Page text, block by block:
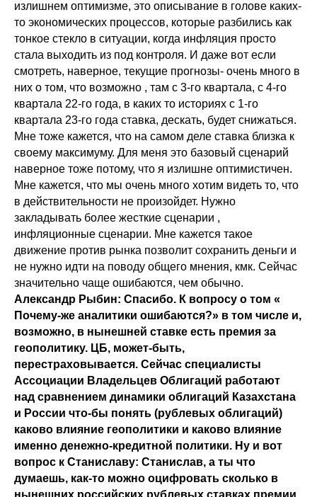
излишнем оптимизме, это описывание в голове каких-
то экономических процессов, которые разбились как
тонкое стекло в ситуации, когда инфляция просто
стала выходить из под контроля. И даже вот если
смотреть, наверное, текущие прогнозы- очень много в
них о том, что возможно , там с 3-го квартала, с 4-го
квартала 22-го года, в каких то историях с 1-го
квартала 23-го года ставка, дескать, будет снижаться.
Мне тоже кажется, что на самом деле ставка близка к
своему максимуму. Для меня это базовый сценарий
наверное тоже потому, что я излишне оптимистичен.
Мне кажется, что мы очень много хотим видеть то, что
в действительности не произойдет. Нужно
закладывать более жесткие сценарии ,
инфляционные сценарии. Мне кажется такое
движение против рынка позволит сохранить деньги и
не нужно идти на поводу общего мнения, кмк. Сейчас
значительно чаще ошибаются, чем обычно.
Александр Рыбин: Спасибо. К вопросу о том «
Почему-же аналитики ошибаются?» в том числе и,
возможно, в нынешней ставке есть премия за
геополитику. ЦБ, может-быть,
перестраховывается. Сейчас специалисты
Ассоциации Владельцев Облигаций работают
над сравнением динамики облигаций Казахстана
и России что-бы понять (рублевых облигаций)
каково влияние геополитики и каково влияние
именно денежно-кредитной политики. Ну и вот
вопрос к Станиславу: Станислав, а ты что
думаешь, как-то можно оцифровать сколько в
нынешних российских рублевых ставках премии